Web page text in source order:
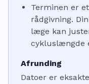
Terminen er
rådgivning.
læge kan
cykluslængde
Afrunding
Datoer er